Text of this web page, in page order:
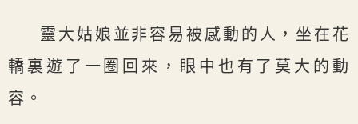
靈大姑娘並非容易被感動的人，坐在花
轎裏遊了一圈回來，眼中也有了莫大的動
容。